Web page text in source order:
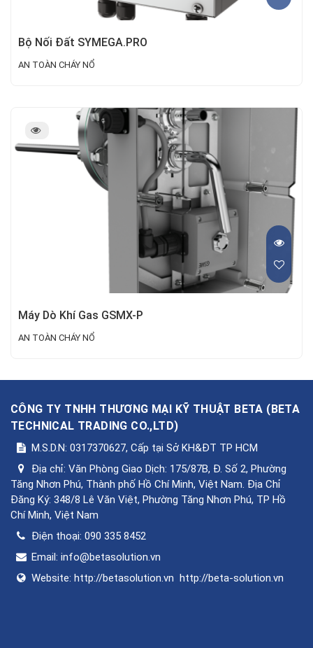
Bộ Nối Đất SYMEGA.PRO
AN TOÀN CHÁY NỔ
Máy Dò Khí Gas GSMX-P
AN TOÀN CHÁY NỔ
CÔNG TY TNHH THƯƠNG MẠI KỸ THUẬT BETA (BETA
TECHNICAL TRADING CO.,LTD)
M.S.D.N: 0317370627, Cấp tại Sở KH&ĐT TP HCM
Địa chỉ: Văn Phòng Giao Dịch: 175/87B, Đ. Số 2, Phường
Tăng Nhơn Phú, Thành phố Hồ Chí Minh, Việt Nam. Địa Chỉ
Đăng Ký: 348/8 Lê Văn Việt, Phường Tăng Nhơn Phú, TP Hồ
Chí Minh, Việt Nam
Điện thoại: 090 335 8452
Email: info@betasolution.vn
Website: http://betasolution.vn http://beta-solution.vn